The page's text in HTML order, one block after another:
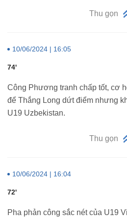
Thu gọn
10/06/2024 | 16:05
74'
Công Phương tranh chấp tốt, cơ
để Thắng Long dứt điểm nhưng
U19 Uzbekistan.
Thu gọn
10/06/2024 | 16:04
72'
Pha phản công sắc nét của U19